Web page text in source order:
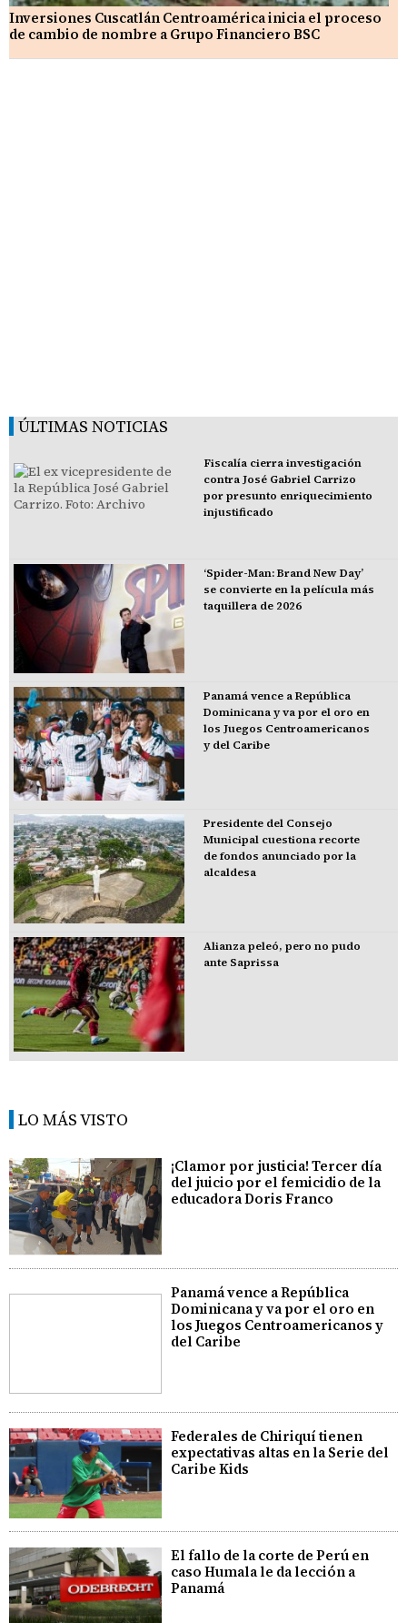
Inversiones Cuscatlán Centroamérica inicia el proceso
de cambio de nombre a Grupo Financiero BSC
ÚLTIMAS NOTICIAS
Fiscalía cierra investigación
contra José Gabriel Carrizo
por presunto enriquecimiento
injustificado
‘Spider-Man: Brand New Day’
se convierte en la película más
taquillera de 2026
Panamá vence a República
Dominicana y va por el oro en
los Juegos Centroamericanos
y del Caribe
Presidente del Consejo
Municipal cuestiona recorte
de fondos anunciado por la
alcaldesa
Alianza peleó, pero no pudo
ante Saprissa
LO MÁS VISTO
¡Clamor por justicia! Tercer día
del juicio por el femicidio de la
educadora Doris Franco
Panamá vence a República
Dominicana y va por el oro en
los Juegos Centroamericanos y
del Caribe
Federales de Chiriquí tienen
expectativas altas en la Serie del
Caribe Kids
El fallo de la corte de Perú en
caso Humala le da lección a
Panamá